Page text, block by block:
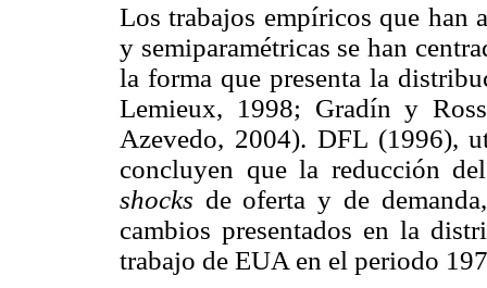
Los trabajos empíricos que han
y semiparamétricas se han
la forma que presenta la
Lemieux, 1998; Gradín y
Azevedo, 2004). DFL (1996),
concluyen que la reducción
shocks de oferta y de
cambios presentados en la
trabajo de EUA en el periodo